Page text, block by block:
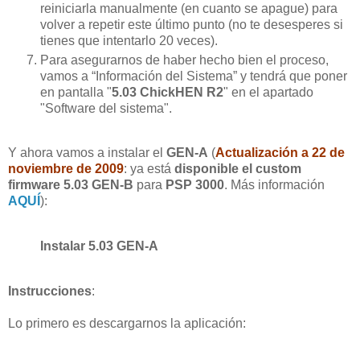
reiniciarla manualmente (en cuanto se apague) para
volver a repetir este último punto (no te desesperes si
tienes que intentarlo 20 veces).
Para asegurarnos de haber hecho bien el proceso,
vamos a “Información del Sistema” y tendrá que poner
en pantalla "5.03 ChickHEN R2" en el apartado
"Software del sistema".
Y ahora vamos a instalar el GEN-A (Actualización a 22 de
noviembre de 2009: ya está disponible el custom
firmware 5.03 GEN-B para PSP 3000. Más información
AQUÍ ):
Instalar 5.03 GEN-A
Instrucciones:
Lo primero es descargarnos la aplicación: